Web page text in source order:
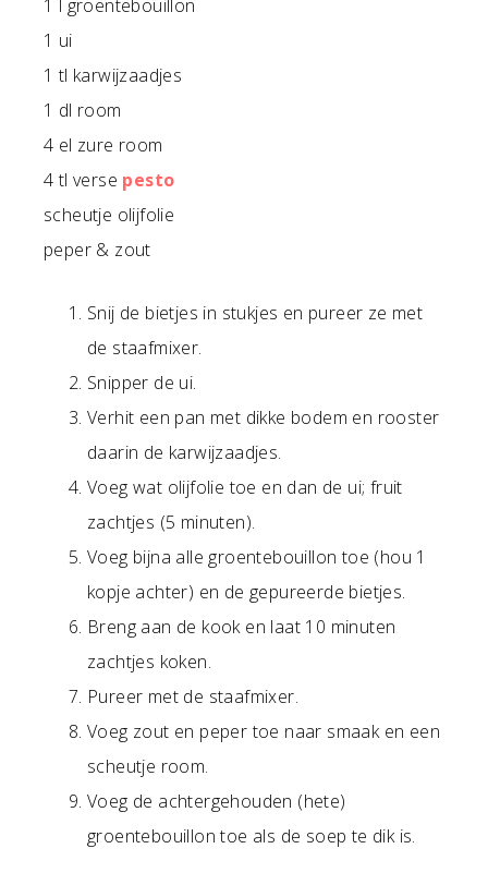
1 l groentebouillon
1 ui
1 tl karwijzaadjes
1 dl room
4 el zure room
4 tl verse pesto
scheutje olijfolie
peper & zout
Snij de bietjes in stukjes en pureer ze met
de staafmixer.
Snipper de ui.
Verhit een pan met dikke bodem en rooster
daarin de karwijzaadjes.
Voeg wat olijfolie toe en dan de ui; fruit
zachtjes (5 minuten).
Voeg bijna alle groentebouillon toe (hou 1
kopje achter) en de gepureerde bietjes.
Breng aan de kook en laat 10 minuten
zachtjes koken.
Pureer met de staafmixer.
Voeg zout en peper toe naar smaak en een
scheutje room.
Voeg de achtergehouden (hete)
groentebouillon toe als de soep te dik is.